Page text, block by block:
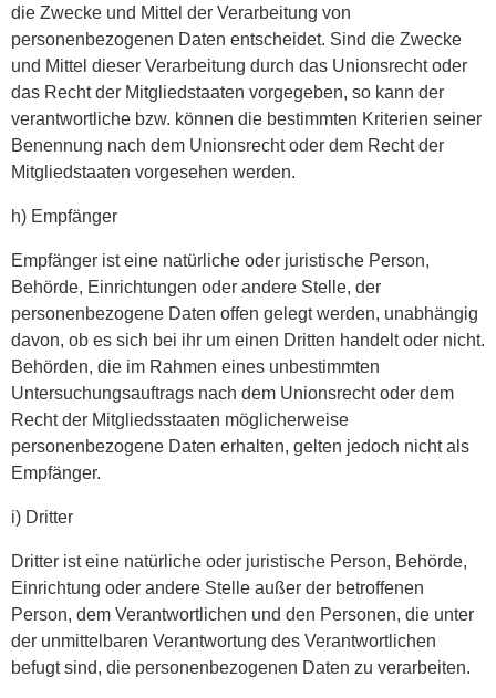
die Zwecke und Mittel der Verarbeitung von
personenbezogenen Daten entscheidet. Sind die Zwecke
und Mittel dieser Verarbeitung durch das Unionsrecht oder
das Recht der Mitgliedstaaten vorgegeben, so kann der
verantwortliche bzw. können die bestimmten Kriterien seiner
Benennung nach dem Unionsrecht oder dem Recht der
Mitgliedstaaten vorgesehen werden.
h) Empfänger
Empfänger ist eine natürliche oder juristische Person,
Behörde, Einrichtungen oder andere Stelle, der
personenbezogene Daten offen gelegt werden, unabhängig
davon, ob es sich bei ihr um einen Dritten handelt oder nicht.
Behörden, die im Rahmen eines unbestimmten
Untersuchungsauftrags nach dem Unionsrecht oder dem
Recht der Mitgliedsstaaten möglicherweise
personenbezogene Daten erhalten, gelten jedoch nicht als
Empfänger.
i) Dritter
Dritter ist eine natürliche oder juristische Person, Behörde,
Einrichtung oder andere Stelle außer der betroffenen
Person, dem Verantwortlichen und den Personen, die unter
der unmittelbaren Verantwortung des Verantwortlichen
befugt sind, die personenbezogenen Daten zu verarbeiten.